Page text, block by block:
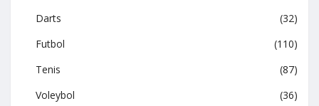
Darts
(32)
Futbol
(110)
Tenis
(87)
Voleybol
(36)